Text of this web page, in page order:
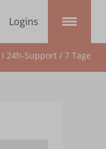
Logins
24h-Support / 7 Tage